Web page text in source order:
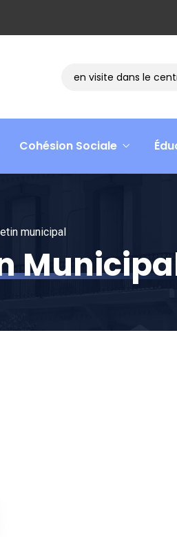
AMIEL en visite dans le
Cohésion Sociale
municipal